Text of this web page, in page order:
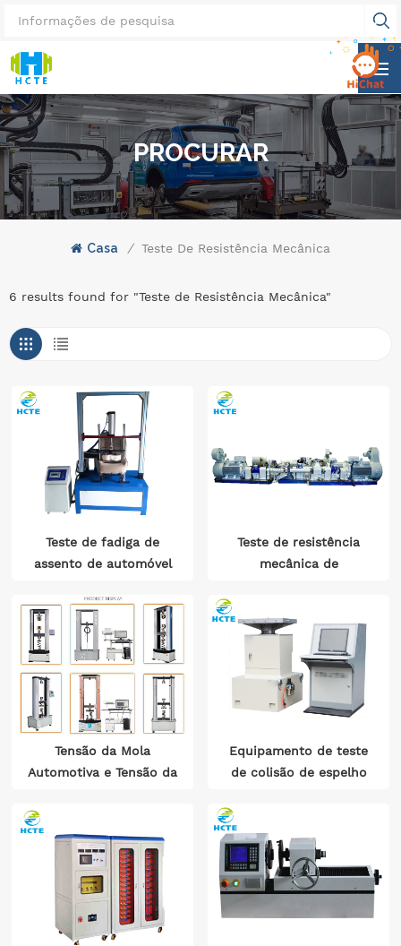
PROCURAR
Casa / Teste De Resistência Mecânica
6 results found for "Teste de Resistência Mecânica"
Teste de fadiga de
assento de automóvel
Teste de resistência
mecânica de
transmissão automática
e banco de teste de
durabilidade
Tensão da Mola
Automotiva e Tensão da
Equipamento de teste
de colisão de espelho